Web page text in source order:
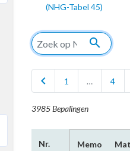
(NHG-Tabel 45)
search
chevron_left 1 … 4
3985 Bepalingen
Nr. Memo